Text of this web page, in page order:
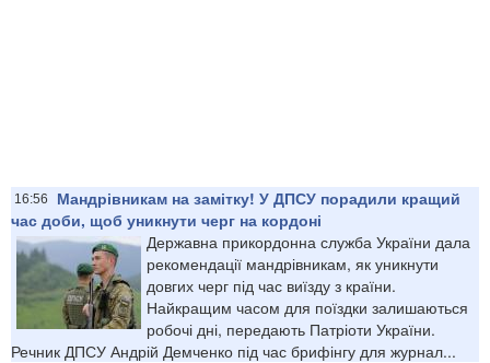
16:56
Мандрівникам на замітку! У ДПСУ порадили кращий
час доби, щоб уникнути черг на кордоні
Державна прикордонна служба України дала
рекомендації мандрівникам, як уникнути
довгих черг під час виїзду з країни.
Найкращим часом для поїздки залишаються
робочі дні, передають Патріоти України.
Речник ДПСУ Андрій Демченко під час брифінгу для журнал...